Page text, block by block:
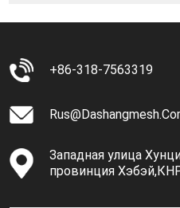
+86-318-7563319
Западная улица
провинция